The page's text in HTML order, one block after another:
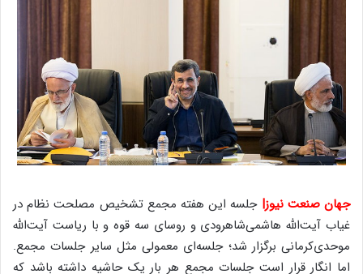
جهان صنعت نیوز| جلسه این هفته مجمع تشخیص مصلحت نظام در
غیاب آیت‌الله هاشمی‌شاهرودی و روسای سه قوه و با ریاست آیت‌الله
موحدی‌کرمانی برگزار شد؛ جلسه‌ای معمولی مثل سایر جلسات مجمع.
اما انگار قرار است جلسات مجمع هر بار یک حاشیه داشته باشد که